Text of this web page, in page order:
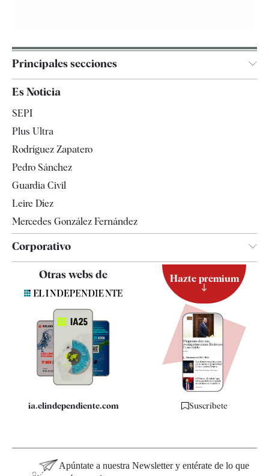
Principales secciones
España
Televisión
Es Noticia
SEPI
Plus Ultra
Rodríguez Zapatero
Pedro Sánchez
Guardia Civil
Leire Díez
Mercedes González Fernández
Corporativo
Contacto
Quiénes somos
Especificaciones
Otras webs de
ia.elindependiente.com
Hazte premium
Suscríbete
Apúntate a nuestra Newsletter y entérate de lo que